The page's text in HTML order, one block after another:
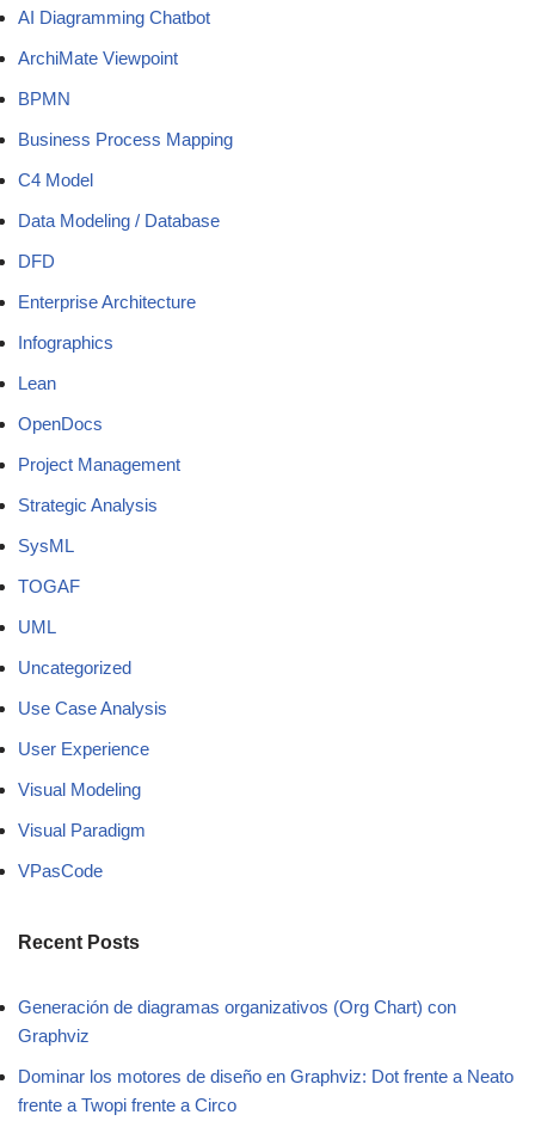
AI Diagramming Chatbot
ArchiMate Viewpoint
BPMN
Business Process Mapping
C4 Model
Data Modeling / Database
DFD
Enterprise Architecture
Infographics
Lean
OpenDocs
Project Management
Strategic Analysis
SysML
TOGAF
UML
Uncategorized
Use Case Analysis
User Experience
Visual Modeling
Visual Paradigm
VPasCode
Recent Posts
Generación de diagramas organizativos (Org Chart) con
Graphviz
Dominar los motores de diseño en Graphviz: Dot frente a Neato
frente a Twopi frente a Circo